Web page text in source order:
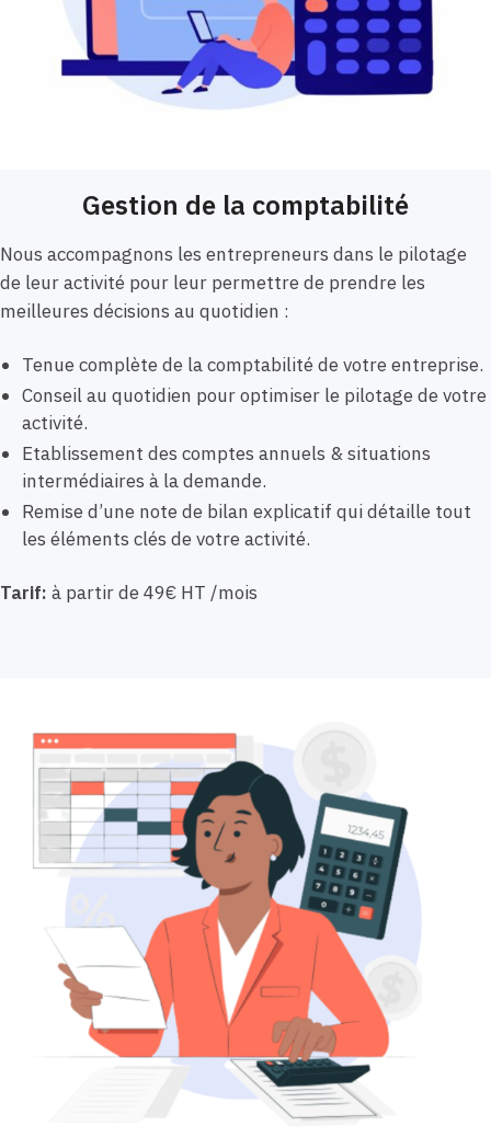
Gestion de la comptabilité
Nous accompagnons les entrepreneurs dans le pilotage
de leur activité pour leur permettre de prendre les
meilleures décisions au quotidien :
Tenue complète de la comptabilité de votre entreprise.
Conseil au quotidien pour optimiser le pilotage de votre
activité.
Etablissement des comptes annuels & situations
intermédiaires à la demande.
Remise d’une note de bilan explicatif qui détaille tout
les éléments clés de votre activité.
Tarif: à partir de 49€ HT /mois